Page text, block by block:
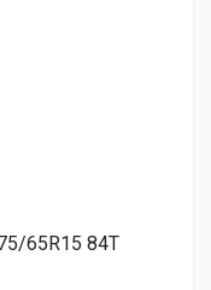
84T
65R15 84T